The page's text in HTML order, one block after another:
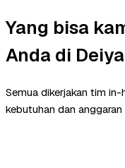
Yang bisa
Anda di
Semua dikerjakan tim
kebutuhan dan anggaran